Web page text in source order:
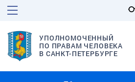
УПОЛНОМОЧЕННЫЙ
ПО ПРАВАМ ЧЕЛОВЕКА
В САНКТ-ПЕТЕРБУРГЕ